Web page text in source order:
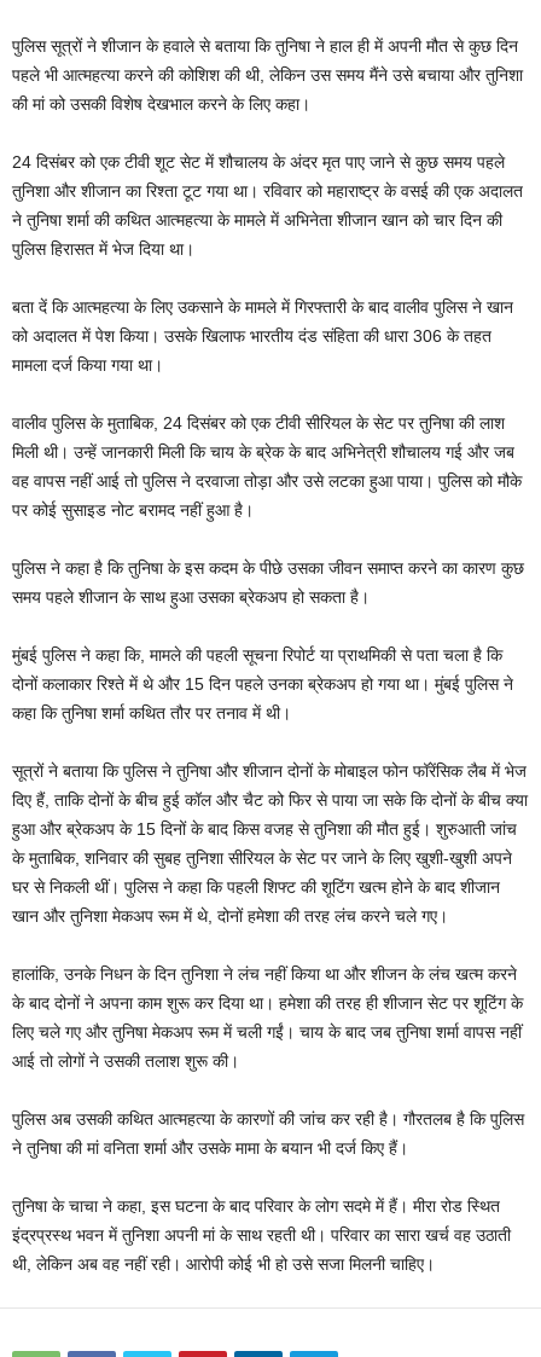
पुलिस सूत्रों ने शीजान के हवाले से बताया कि तुनिषा ने हाल ही में अपनी मौत से कुछ दिन
पहले भी आत्महत्या करने की कोशिश की थी, लेकिन उस समय मैंने उसे बचाया और तुनिशा
की मां को उसकी विशेष देखभाल करने के लिए कहा।
24 दिसंबर को एक टीवी शूट सेट में शौचालय के अंदर मृत पाए जाने से कुछ समय पहले
तुनिशा और शीजान का रिश्ता टूट गया था। रविवार को महाराष्ट्र के वसई की एक अदालत
ने तुनिषा शर्मा की कथित आत्महत्या के मामले में अभिनेता शीजान खान को चार दिन की
पुलिस हिरासत में भेज दिया था।
बता दें कि आत्महत्या के लिए उकसाने के मामले में गिरफ्तारी के बाद वालीव पुलिस ने खान
को अदालत में पेश किया। उसके खिलाफ भारतीय दंड संहिता की धारा 306 के तहत
मामला दर्ज किया गया था।
वालीव पुलिस के मुताबिक, 24 दिसंबर को एक टीवी सीरियल के सेट पर तुनिषा की लाश
मिली थी। उन्हें जानकारी मिली कि चाय के ब्रेक के बाद अभिनेत्री शौचालय गई और जब
वह वापस नहीं आई तो पुलिस ने दरवाजा तोड़ा और उसे लटका हुआ पाया। पुलिस को मौके
पर कोई सुसाइड नोट बरामद नहीं हुआ है।
पुलिस ने कहा है कि तुनिषा के इस कदम के पीछे उसका जीवन समाप्त करने का कारण कुछ
समय पहले शीजान के साथ हुआ उसका ब्रेकअप हो सकता है।
मुंबई पुलिस ने कहा कि, मामले की पहली सूचना रिपोर्ट या प्राथमिकी से पता चला है कि
दोनों कलाकार रिश्ते में थे और 15 दिन पहले उनका ब्रेकअप हो गया था। मुंबई पुलिस ने
कहा कि तुनिषा शर्मा कथित तौर पर तनाव में थी।
सूत्रों ने बताया कि पुलिस ने तुनिषा और शीजान दोनों के मोबाइल फोन फॉरेंसिक लैब में भेज
दिए हैं, ताकि दोनों के बीच हुई कॉल और चैट को फिर से पाया जा सके कि दोनों के बीच क्या
हुआ और ब्रेकअप के 15 दिनों के बाद किस वजह से तुनिशा की मौत हुई। शुरुआती जांच
के मुताबिक, शनिवार की सुबह तुनिशा सीरियल के सेट पर जाने के लिए खुशी-खुशी अपने
घर से निकली थीं। पुलिस ने कहा कि पहली शिफ्ट की शूटिंग खत्म होने के बाद शीजान
खान और तुनिशा मेकअप रूम में थे, दोनों हमेशा की तरह लंच करने चले गए।
हालांकि, उनके निधन के दिन तुनिशा ने लंच नहीं किया था और शीजन के लंच खत्म करने
के बाद दोनों ने अपना काम शुरू कर दिया था। हमेशा की तरह ही शीजान सेट पर शूटिंग के
लिए चले गए और तुनिषा मेकअप रूम में चली गईं। चाय के बाद जब तुनिषा शर्मा वापस नहीं
आई तो लोगों ने उसकी तलाश शुरू की।
पुलिस अब उसकी कथित आत्महत्या के कारणों की जांच कर रही है। गौरतलब है कि पुलिस
ने तुनिषा की मां वनिता शर्मा और उसके मामा के बयान भी दर्ज किए हैं।
तुनिषा के चाचा ने कहा, इस घटना के बाद परिवार के लोग सदमे में हैं। मीरा रोड स्थित
इंद्रप्रस्थ भवन में तुनिशा अपनी मां के साथ रहती थी। परिवार का सारा खर्च वह उठाती
थी, लेकिन अब वह नहीं रही। आरोपी कोई भी हो उसे सजा मिलनी चाहिए।